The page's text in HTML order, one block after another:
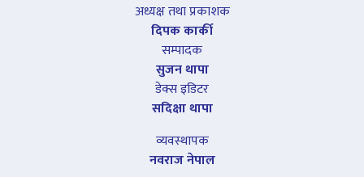
अध्यक्ष तथा प्रकाशक
दिपक कार्की
सम्पादक
सुजन थापा
डेक्स इडिटर
सदिक्षा थापा
व्यवस्थापक
नवराज नेपाल